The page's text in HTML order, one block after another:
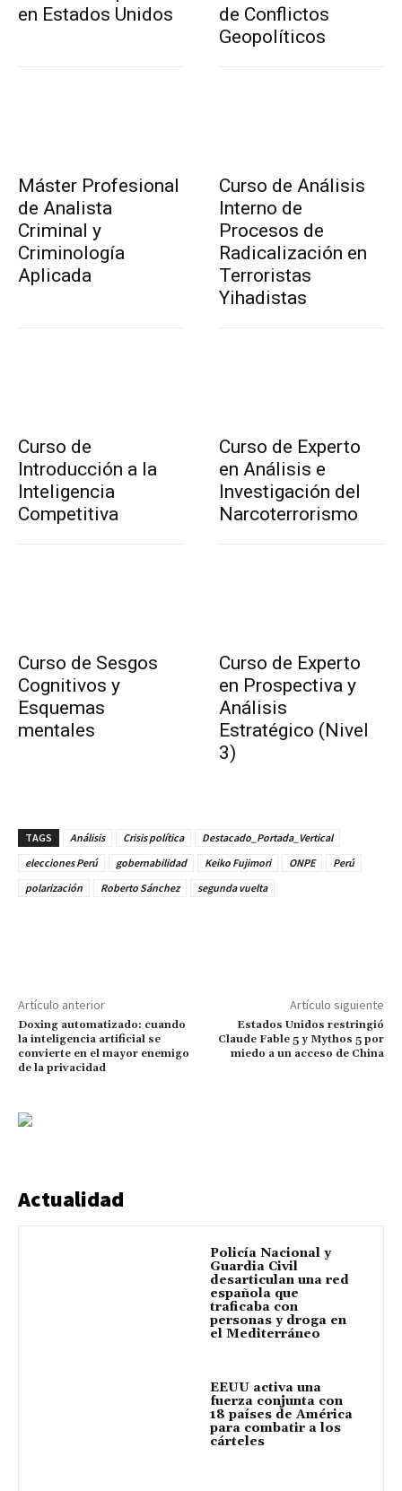
en Estados Unidos
de Conflictos
Geopolíticos
Máster Profesional
de Analista
Criminal y
Criminología
Aplicada
Curso de Análisis
Interno de
Procesos de
Radicalización en
Terroristas
Yihadistas
Curso de
Introducción a la
Inteligencia
Competitiva
Curso de Experto
en Análisis e
Investigación del
Narcoterrorismo
Curso de Sesgos
Cognitivos y
Esquemas
mentales
Curso de Experto
en Prospectiva y
Análisis
Estratégico (Nivel
3)
TAGS Análisis Crisis política
Destacado_Portada_Vertical
elecciones Perú
gobernabilidad Keiko Fujimori ONPE
Perú
polarización
Roberto Sánchez segunda vuelta
Artículo anterior
Doxing automatizado: cuando
la inteligencia artificial se
convierte en el mayor enemigo
de la privacidad
Artículo siguiente
Estados Unidos restringió
Claude Fable 5 y Mythos 5 por
miedo a un acceso de China
Actualidad
Policía Nacional y
Guardia Civil
desarticulan una red
española que
traficaba con
personas y droga en
el Mediterráneo
EEUU activa una
fuerza conjunta con
18 países de América
para combatir a los
cárteles